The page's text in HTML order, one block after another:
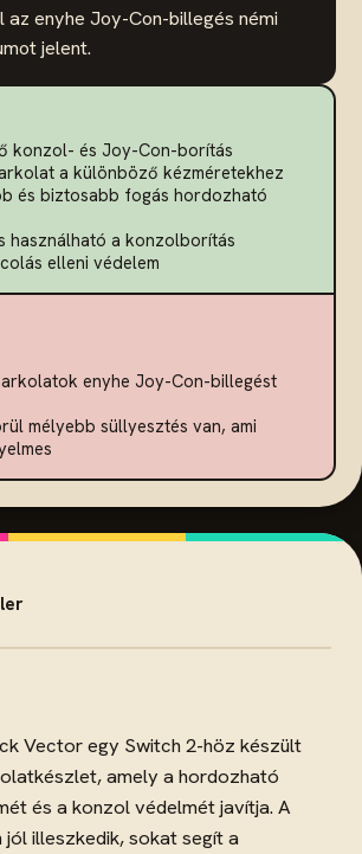
enyhe Joy-Con-billegés némi
jelent.
konzol- és Joy-Con-borítás
a különböző kézméretekhez
és biztosabb fogás hordozható
használható a konzolborítás
elleni védelem
enyhe Joy-Con-billegést
mélyebb süllyesztés van, ami
Vector egy Switch 2-höz készült
amely a hordozható
és a konzol védelmét javítja. A
illeszkedik, sokat segít a